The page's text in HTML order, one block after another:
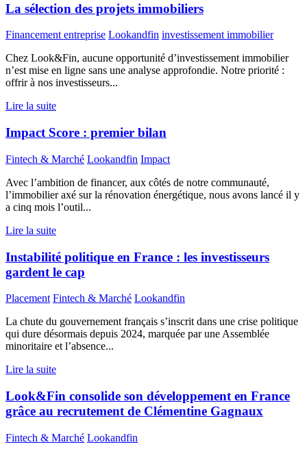
La sélection des projets immobiliers
Financement entreprise Lookandfin investissement immobilier
Chez Look&Fin, aucune opportunité d’investissement immobilier
n’est mise en ligne sans une analyse approfondie. Notre priorité :
offrir à nos investisseurs...
Lire la suite
Impact Score : premier bilan
Fintech & Marché Lookandfin Impact
Avec l’ambition de financer, aux côtés de notre communauté,
l’immobilier axé sur la rénovation énergétique, nous avons lancé il y
a cinq mois l’outil...
Lire la suite
Instabilité politique en France : les investisseurs
gardent le cap
Placement Fintech & Marché Lookandfin
La chute du gouvernement français s’inscrit dans une crise politique
qui dure désormais depuis 2024, marquée par une Assemblée
minoritaire et l’absence...
Lire la suite
Look&Fin consolide son développement en France
grâce au recrutement de Clémentine Gagnaux
Fintech & Marché Lookandfin